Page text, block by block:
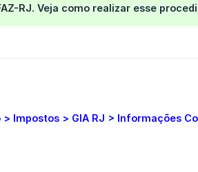
RJ. Veja como realizar esse
Impostos > GIA RJ > Informações